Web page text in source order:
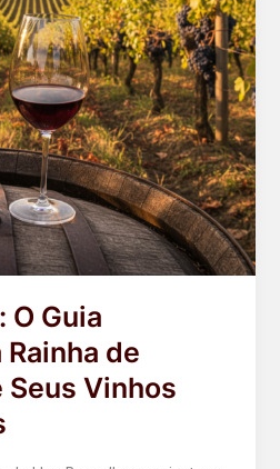
O Guia
de
Vinhos